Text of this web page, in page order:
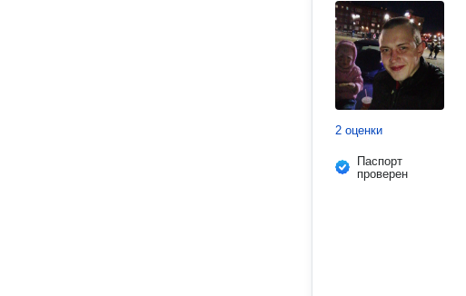
2 оценки
Паспорт
проверен